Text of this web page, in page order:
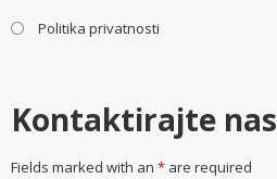
Politika privatnosti
Kontaktirajte nas
Fields marked with an *are required